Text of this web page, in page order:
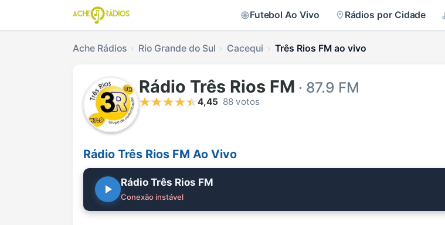
Futebol Ao Vivo Rádios por Cidade
Ache Rádios Rio Grande do Sul Cacequi Três Rios FM ao vivo
Rádio Três Rios FM · 87.9 FM
4,45 88 votos
Rádio Três Rios FM Ao Vivo
Rádio Três Rios FM
Conexão instável